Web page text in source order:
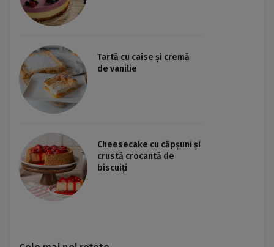
Tartă cu caise și cremă
de vanilie
Cheesecake cu căpșuni și
crustă crocantă de
biscuiți